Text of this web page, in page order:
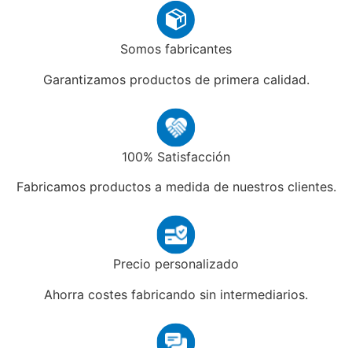
Somos fabricantes
Garantizamos productos de primera calidad.
100% Satisfacción
Fabricamos productos a medida de nuestros clientes.
Precio personalizado
Ahorra costes fabricando sin intermediarios.